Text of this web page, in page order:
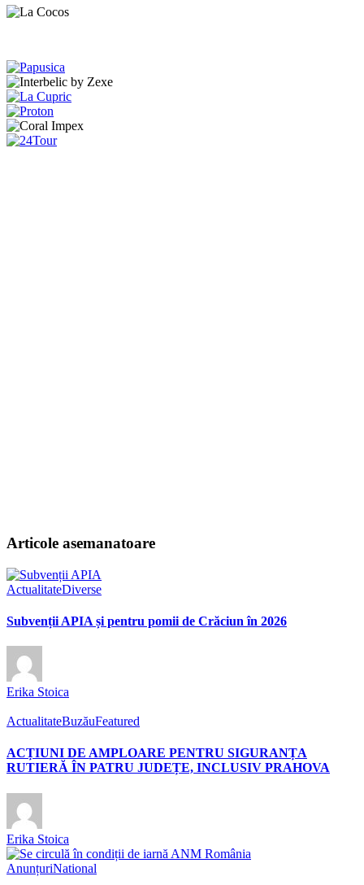
Articole asemanatoare
ActualitateDiverse
Subvenții APIA și pentru pomii de Crăciun în 2026
Erika Stoica
ActualitateBuzăuFeatured
ACȚIUNI DE AMPLOARE PENTRU SIGURANȚA
RUTIERĂ ÎN PATRU JUDEȚE, INCLUSIV PRAHOVA
Erika Stoica
AnunțuriNational